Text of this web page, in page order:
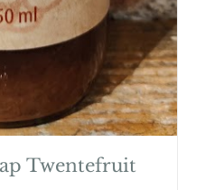
Twentefruit